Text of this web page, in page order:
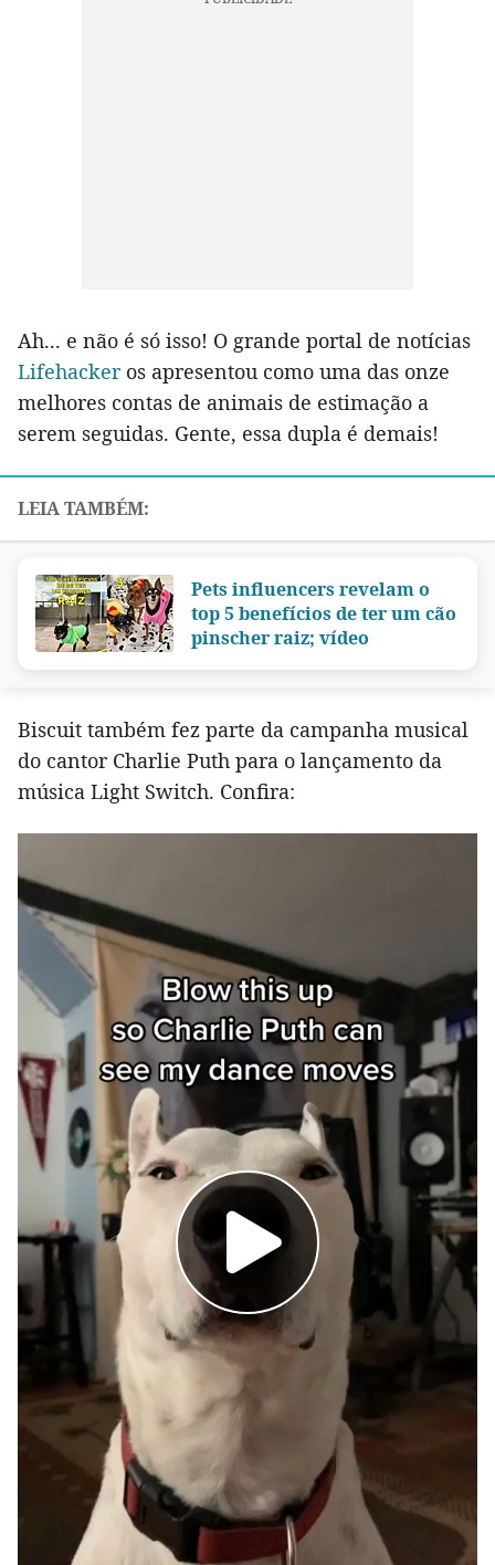
Ah... e não é só isso! O grande portal de notícias
Lifehackeros apresentou como uma das onze
melhores contas de animais de estimação a
serem seguidas. Gente, essa dupla é demais!
Pets influencers revelam o
top 5 benefícios de ter um cão
pinscher raiz; vídeo
Biscuit também fez parte da campanha musical
do cantor Charlie Puth para o lançamento da
música Light Switch. Confira: